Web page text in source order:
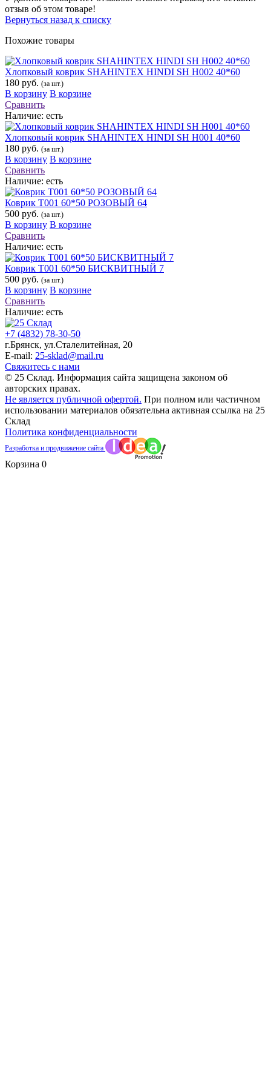
отзыв об этом товаре!
Вернуться назад к списку
Похожие товары
Хлопковый коврик SHAHINTEX HINDI SH H002 40*60
180 руб. (за шт.)
В корзину В корзине
Сравнить
Наличие: есть
Хлопковый коврик SHAHINTEX HINDI SH H001 40*60
180 руб. (за шт.)
В корзину В корзине
Сравнить
Наличие: есть
Коврик Т001 60*50 РОЗОВЫЙ 64
500 руб. (за шт.)
В корзину В корзине
Сравнить
Наличие: есть
Коврик Т001 60*50 БИСКВИТНЫЙ 7
500 руб. (за шт.)
В корзину В корзине
Сравнить
Наличие: есть
+7 (4832) 78-30-50
г.Брянск, ул.Сталелитейная, 20
E-mail: 25-sklad@mail.ru
Свяжитесь с нами
© 25 Склад. Информация сайта защищена законом об
авторских правах.
Не является публичной офертой. При полном или частичном
использовании материалов обязательна активная ссылка на 25
Склад
Политика конфиденциальности
Разработка и продвижение сайта
Корзина 0